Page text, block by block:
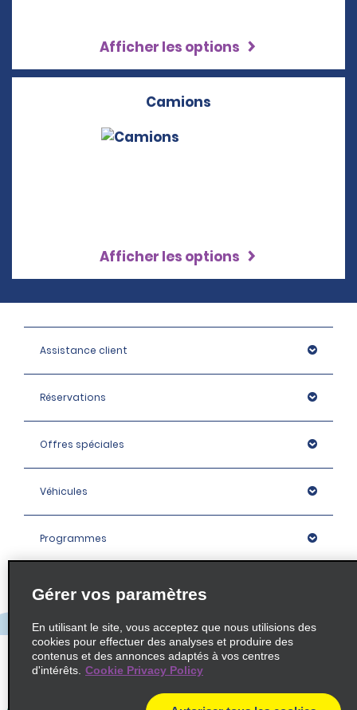
Afficher les options
Camions
Afficher les options
Assistance client
Réservations
Offres spéciales
Véhicules
Programmes
Entreprise
Agences
Policies / Sitemap
Gérer vos paramètres
En utilisant le site, vous acceptez que nous utilisions des
cookies pour effectuer des analyses et produire des
contenus et des annonces adaptés à vos centres
d'intérêts. Cookie Privacy Policy